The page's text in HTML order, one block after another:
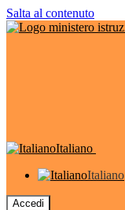
Salta al contenuto
Italiano
Italiano
Accedi